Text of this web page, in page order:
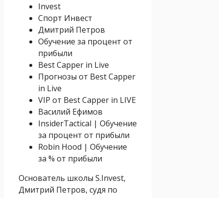
Invest
Спорт Инвест
Дмитрий Петров
Обучение за процент от
прибыли
Best Capper in Live
Прогнозы от Best Capper
in Live
VIP от Best Capper in LIVE
Василий Ефимов
InsiderTactical | Обучение
за процент от прибыли
Robin Hood | Обучение
за % от прибыли
Основатель школы S.Invest,
Дмитрий Петров, судя по